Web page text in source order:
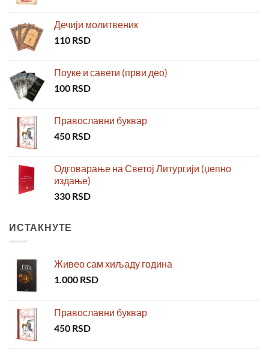
Дечији молитвеник
110 RSD
Поуке и савети (први део)
100 RSD
Православни буквар
450 RSD
Одговарање на Светој Литургији (џепно
издање)
330 RSD
ИСТАКНУТЕ
Живео сам хиљаду година
1.000 RSD
Православни буквар
450 RSD